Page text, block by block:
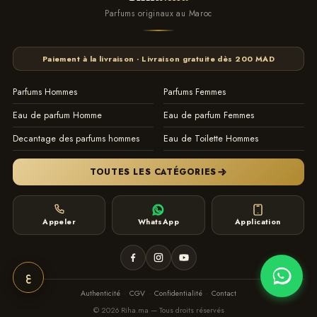
ع
Parfums originaux au Maroc
Paiement à la livraison · Livraison gratuite dès 200 MAD
Parfums Hommes
Parfums Femmes
Eau de parfum Homme
Eau de parfum Femmes
Decantage des parfums hommes
Eau de Toilette Hommes
TOUTES LES CATÉGORIES
Appeler WhatsApp Application
Authenticité · CGV · Confidentialité · Contact
© 2026 Riha.ma — Tous droits réservés